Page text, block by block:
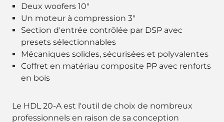
Deux woofers 10"
Un moteur à compression 3"
Section d'entrée contrôlée par DSP avec
presets sélectionnables
Mécaniques solides, sécurisées et polyvalentes
Coffret en matériau composite PP avec renforts
en bois
Le HDL 20-A est l'outil de choix de nombreux
professionnels en raison de sa conception